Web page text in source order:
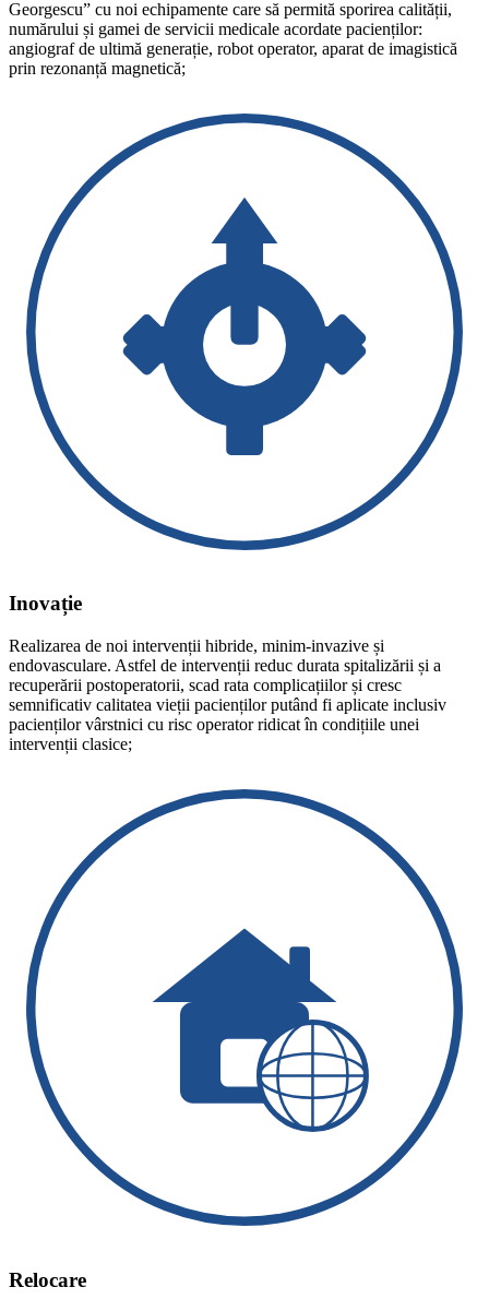
Georgescu” cu noi echipamente care să permită sporirea calității,
numărului și gamei de servicii medicale acordate pacienților:
angiograf de ultimă generație, robot operator, aparat de imagistică
prin rezonanță magnetică;
Inovație
Realizarea de noi intervenții hibride, minim-invazive și
endovasculare. Astfel de intervenții reduc durata spitalizării și a
recuperării postoperatorii, scad rata complicațiilor și cresc
semnificativ calitatea vieții pacienților putând fi aplicate inclusiv
pacienților vârstnici cu risc operator ridicat în condițiile unei
intervenții clasice;
Relocare